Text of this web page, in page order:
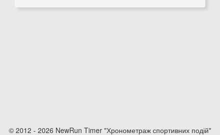
© 2012 - 2026 NewRun Timer "Хронометраж спортивних подій"